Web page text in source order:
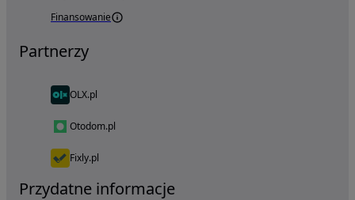
Finansowanie
Partnerzy
OLX.pl
Otodom.pl
Fixly.pl
Przydatne informacje